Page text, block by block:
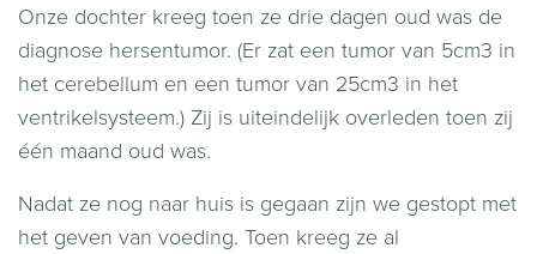
Onze dochter kreeg toen ze drie dagen oud was de
diagnose hersentumor. (Er zat een tumor van 5cm3 in
het cerebellum en een tumor van 25cm3 in het
ventrikelsysteem.) Zij is uiteindelijk overleden toen zij
één maand oud was.
Nadat ze nog naar huis is gegaan zijn we gestopt met
het geven van voeding. Toen kreeg ze al